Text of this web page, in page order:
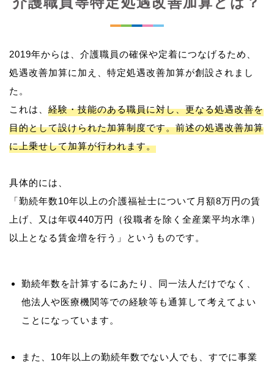
2019年からは、介護職員の確保や定着につなげるため、
処遇改善加算に加え、特定処遇改善加算が創設されまし
た。
これは、 経験・技能のある職員に対し、更なる処遇改善を
目的として設けられた加算制度です。前述の処遇改善加算
に上乗せして加算が行われます。
具体的には、
「勤続年数10年以上の介護福祉士について月額8万円の賃
上げ、又は年収440万円（役職者を除く全産業平均水準）
勤続年数を計算するにあたり、同一法人だけでなく、
他法人や医療機関等での経験等も通算して考えてよい
ことになっています。
また、10年以上の勤続年数でない人でも、すでに事業